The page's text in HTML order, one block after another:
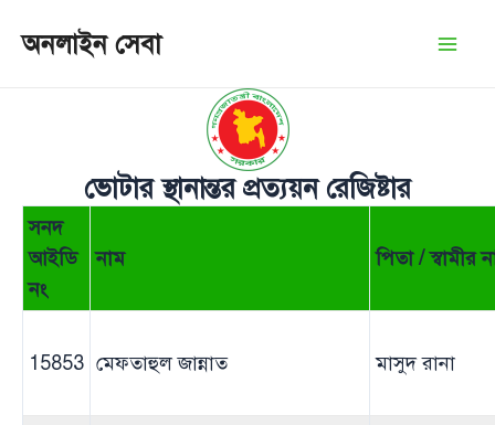
অনলাইন সেবা
ভোটার স্থানান্তর প্রত্যয়ন রেজিষ্টার
সনদ
আইডি
নং
নাম পিতা / স্বামীর
15853 মেফতাহুল জান্নাত মাসুদ রানা